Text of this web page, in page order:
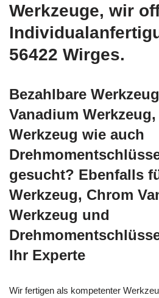
Werkzeuge, wir
56422 Wirges.
Bezahlbare
Vanadium
Werkzeug wie auch
gesucht? Ebenfalls
Werkzeug, Chrom
Werkzeug und
Ihr Experte
Wir fertigen als kompetenter